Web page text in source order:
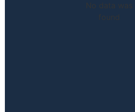
No data was
found